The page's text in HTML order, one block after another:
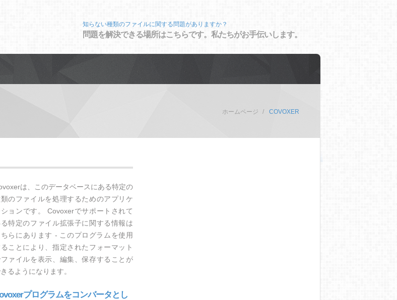
知らない種類のファイルに関する問題がありますか？
問題を解決できる場所はこちらです。私たちがお手伝いします。
ホームページ COVOXER
は、このデータベースにある特定の
のファイルを処理するためのアプリケ
ョンです。 Covoxerでサポートされて
特定のファイル拡張子に関する情報は
ちらにあります - このプログラムを使用
ことにより、指定されたフォーマット
ァイルを表示、編集、保存することが
るようになります。
プログラムをコンバータとし